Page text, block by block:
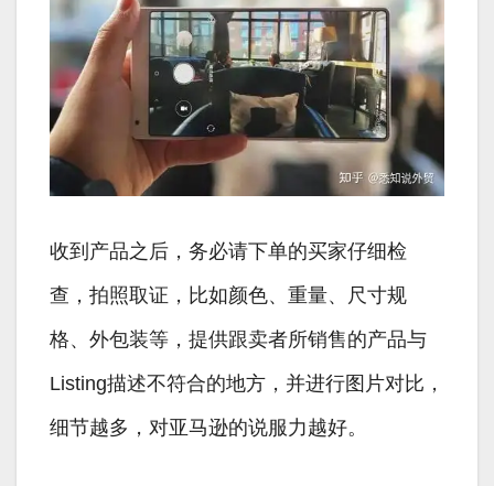
收到产品之后，务必请下单的买家仔细检
查，拍照取证，比如颜色、重量、尺寸规
格、外包装等，提供跟卖者所销售的产品与
Listing描述不符合的地方，并进行图片对比，
细节越多，对亚马逊的说服力越好。